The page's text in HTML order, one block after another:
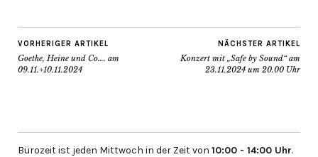
VORHERIGER ARTIKEL
Goethe, Heine und Co…. am
09.11.+10.11.2024
NÄCHSTER ARTIKEL
Konzert mit „Safe by Sound“ am
23.11.2024 um 20.00 Uhr
Bürozeit ist jeden Mittwoch in der Zeit von 10:00 - 14:00 Uhr.